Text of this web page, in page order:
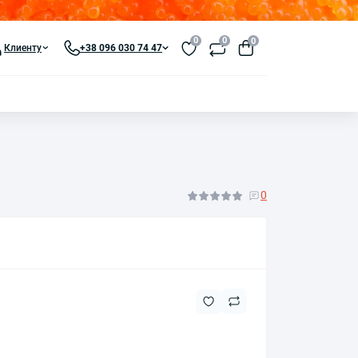
Клиенту +38 096 030 74 47
0 0 0
0